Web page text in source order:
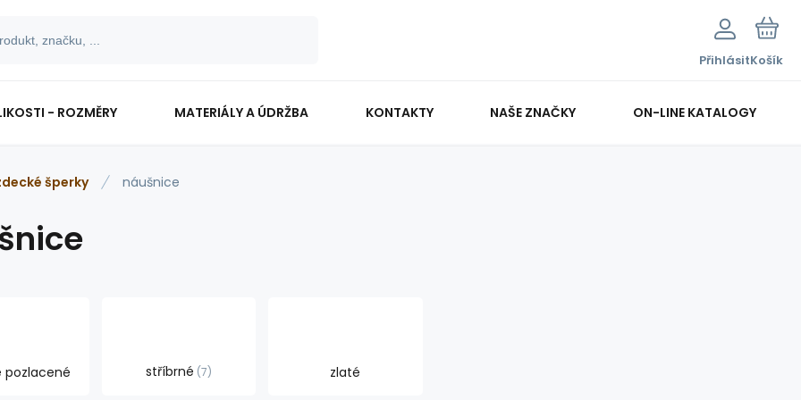
PřihlásitKošík
- ROZMĚRY MATERIÁLY A ÚDRŽBA KONTAKTY NAŠE ZNAČKY ON-LINE KATALOGY
šperky náušnice
pozlacené stříbrné 7 zlaté